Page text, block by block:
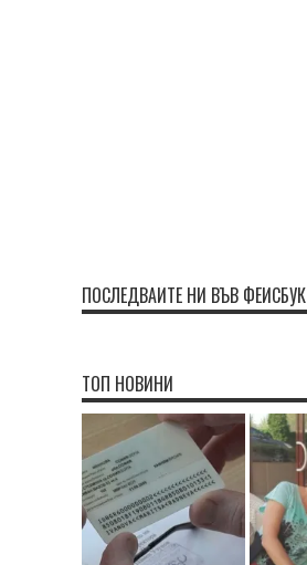
ПОСЛЕДВАЙТЕ НИ ВЪВ ФЕЙСБУК
ТОП НОВИНИ